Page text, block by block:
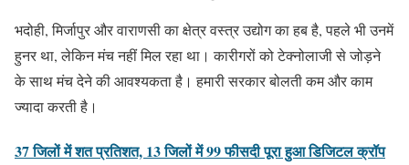
भदोही, मिर्जापुर और वाराणसी का क्षेत्र वस्त्र उद्योग का हब है, पहले भी उनमें
हुनर था, लेकिन मंच नहीं मिल रहा था। कारीगरों को टेक्नोलाजी से जोड़ने
के साथ मंच देने की आवश्यकता है। हमारी सरकार बोलती कम और काम
ज्यादा करती है।
37 जिलों में शत प्रतिशत, 13 जिलों में 99 फीसदी पूरा हुआ डिजिटल क्रॉप